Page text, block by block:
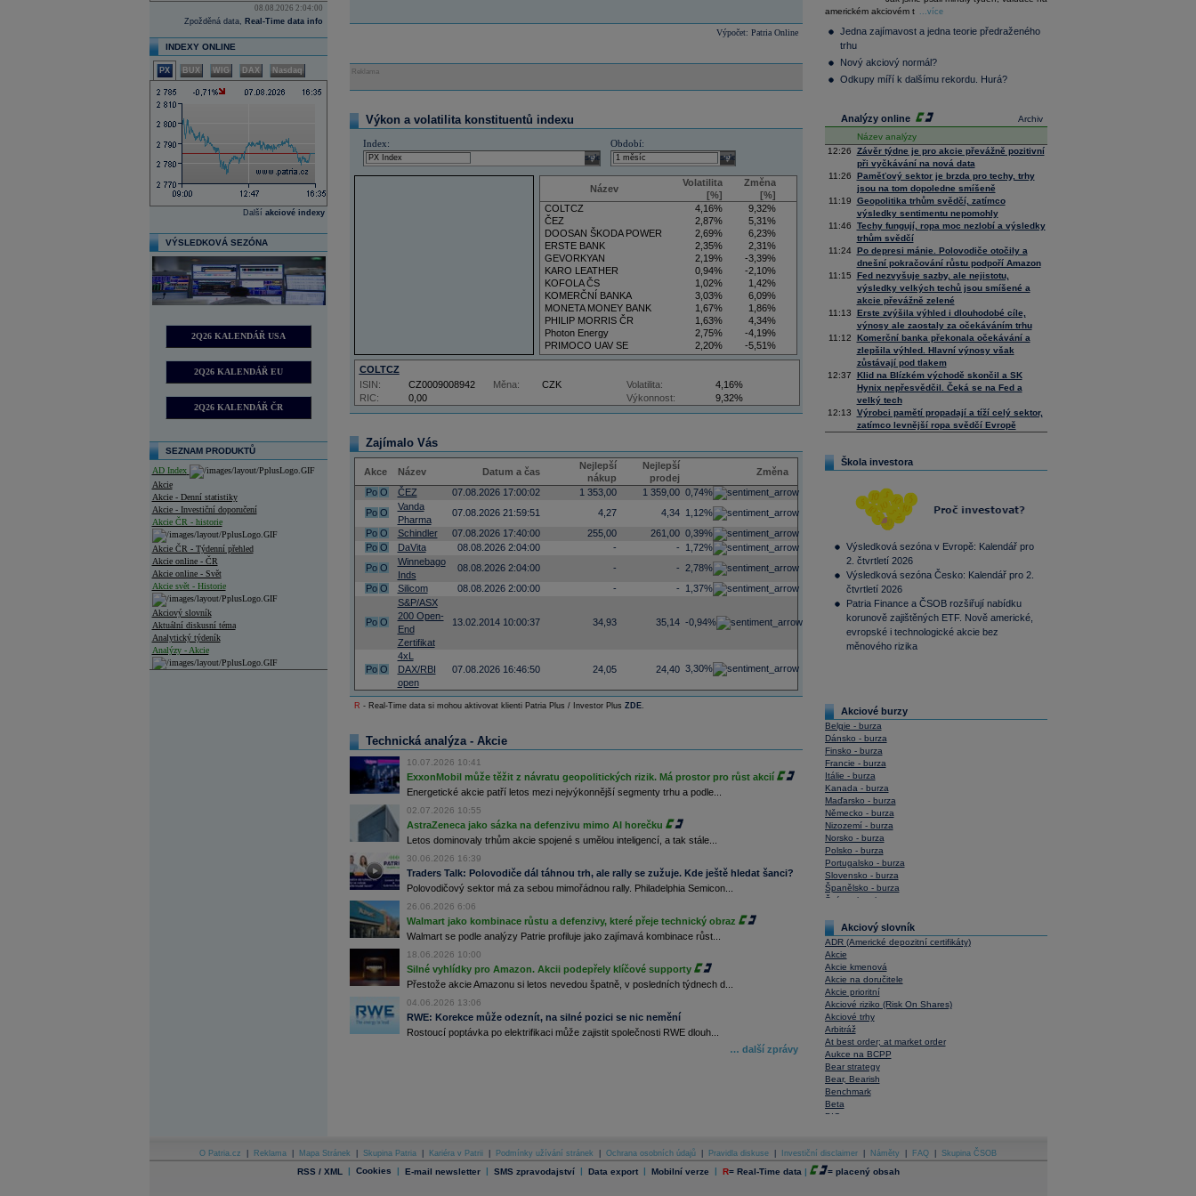
08.08.2026 2:04:00
Zpožděná data, Real-Time data info
INDEXY ONLINE
PX BUX WIG DAX Nasdaq
Další akciové indexy
VÝSLEDKOVÁ SEZÓNA
2Q26 KALENDÁŘ USA
2Q26 KALENDÁŘ EU
2Q26 KALENDÁŘ ČR
SEZNAM PRODUKTŮ
AD Index
Akcie
Akcie - Denní statistiky
Akcie - Investiční doporučení
Akcie ČR - historie
Akcie ČR - Týdenní přehled
Akcie online - ČR
Akcie online - Svět
Akcie svět - Historie
Akciový slovník
Aktuální diskusní téma
Analytický týdeník
Analýzy - Akcie
DATA EXPORT
Databanka - Akcie
Výpočet: Patria Online
Reklama
Výkon a volatilita konstituentů indexu
Index:
select
Období:
select
Název
Volatilita
[%]
Změna
[%]
COLTCZ
4,16%
9,32%
ČEZ
2,87%
5,31%
DOOSAN ŠKODA POWER
2,69%
6,23%
ERSTE BANK
2,35%
2,31%
GEVORKYAN
2,19%
-3,39%
KARO LEATHER
0,94%
-2,10%
KOFOLA ČS
1,02%
1,42%
KOMERČNÍ BANKA
3,03%
6,09%
MONETA MONEY BANK
1,67%
1,86%
PHILIP MORRIS ČR
1,63%
4,34%
Photon Energy
2,75%
-4,19%
PRIMOCO UAV SE
2,20%
-5,51%
VIG
4,34%
9,22%
COLTCZ
RIC: 0,00
ISIN: CZ0009008942 Měna: CZK Volatilita:
4,16%
Výkonnost:
9,32%
Zajímalo Vás
Akce Název Datum a čas
Nejlepší
nákup
Nejlepší
prodej
Změna
Po O ČEZ 07.08.2026 17:00:02 1 353,00 1 359,00 0,74%
Po O
Vanda
Pharma
07.08.2026 21:59:51 4,27 4,34
1,12%
Po O Schindler 07.08.2026 17:40:00 255,00 261,00 0,39%
Po O DaVita 08.08.2026 2:04:00 - -
1,72%
Po O
Winnebago
Inds
08.08.2026 2:04:00 - - 2,78%
Po O Silicom 08.08.2026 2:00:00 - - 1,37%
Po O
S&P/ASX
200 Open-
End
Zertifikat
13.02.2014 10:00:37 34,93 35,14 -0,94%
Po O
4xL
DAX/RBI
open
07.08.2026 16:46:50 24,05 24,40 3,30%
R - Real-Time data si mohou aktivovat klienti Patria Plus / Investor Plus ZDE.
Technická analýza - Akcie
10.07.2026 10:41
ExxonMobil může těžit z návratu geopolitických rizik. Má prostor pro růst akcií
Energetické akcie patří letos mezi nejvýkonnější segmenty trhu a podle...
02.07.2026 10:55
AstraZeneca jako sázka na defenzivu mimo AI horečku
Letos dominovaly trhům akcie spojené s umělou inteligencí, a tak stále...
30.06.2026 16:39
Traders Talk: Polovodiče dál táhnou trh, ale rally se zužuje. Kde ještě hledat šanci?
Polovodičový sektor má za sebou mimořádnou rally. Philadelphia Semicon...
26.06.2026 6:06
Walmart jako kombinace růstu a defenzivy, které přeje technický obraz
Walmart se podle analýzy Patrie profiluje jako zajímavá kombinace růst...
18.06.2026 10:00
Silné vyhlídky pro Amazon. Akcii podepřely klíčové supporty
Přestože akcie Amazonu si letos nevedou špatně, v posledních týdnech d...
04.06.2026 13:06
RWE: Korekce může odeznít, na silné pozici se nic nemění
Rostoucí poptávka po elektrifikaci může zajistit společnosti RWE dlouh...
… další zprávy
Composite
36 376,54 0,66
Tecdax
Performance
index
4 068,78
americkém akciovém t
...více
Jedna zajímavost a jedna teorie předraženého
trhu
Nový akciový normál?
Odkupy míří k dalšímu rekordu. Hurá?
Archiv
Analýzy online
Název analýzy
12:26
Závěr týdne je pro akcie převážně pozitivní
při vyčkávání na nová data
11:26
Paměťový sektor je brzda pro techy, trhy
jsou na tom dopoledne smíšeně
11:19
Geopolitika trhům svědčí, zatímco
výsledky sentimentu nepomohly
11:46
Techy fungují, ropa moc nezlobí a výsledky
trhům svědčí
11:24
Po depresi mánie. Polovodiče otočily a
dnešní pokračování růstu podpoří Amazon
11:15
Fed nezvyšuje sazby, ale nejistotu,
výsledky velkých techů jsou smíšené a
akcie převážně zelené
11:13
Erste zvýšila výhled i dlouhodobé cíle,
výnosy ale zaostaly za očekáváním trhu
11:12
Komerční banka překonala očekávání a
zlepšila výhled. Hlavní výnosy však
zůstávají pod tlakem
12:37
Klid na Blízkém východě skončil a SK
Hynix nepřesvědčil. Čeká se na Fed a
velký tech
12:13
Výrobci pamětí propadají a tíží celý sektor,
zatímco levnější ropa svědčí Evropě
Škola investora
Výsledková sezóna v Evropě: Kalendář pro
2. čtvrtletí 2026
Výsledková sezóna Česko: Kalendář pro 2.
čtvrtletí 2026
Patria Finance a ČSOB rozšiřují nabídku
korunově zajištěných ETF. Nově americké,
evropské i technologické akcie bez
měnového rizika
Akciové burzy
Belgie - burza
Dánsko - burza
Finsko - burza
Francie - burza
Itálie - burza
Kanada - burza
Maďarsko - burza
Německo - burza
Nizozemí - burza
Norsko - burza
Polsko - burza
Portugalsko - burza
Slovensko - burza
Španělsko - burza
Švýcarsko - burza
Akciový slovník
ADR (Americké depozitní certifikáty)
Akcie
Akcie kmenová
Akcie na doručitele
Akcie prioritní
Akciové riziko (Risk On Shares)
Akciové trhy
Arbitráž
At best order; at market order
Aukce na BCPP
Bear strategy
Bear, Bearish
Benchmark
Beta
BIC
Bonita
Book To Bill Ratio
Book Value
O Patria.cz Reklama Mapa Stránek Skupina Patria Kariéra v Patrii Podmínky užívání stránek Ochrana osobních údajů Pravidla diskuse Investiční disclaimer Náměty FAQ Skupina ČSOB
RSS / XML | Cookies | E-mail newsletter | SMS zpravodajství | Data export | Mobilní verze | R= Real-Time data | = placený obsah